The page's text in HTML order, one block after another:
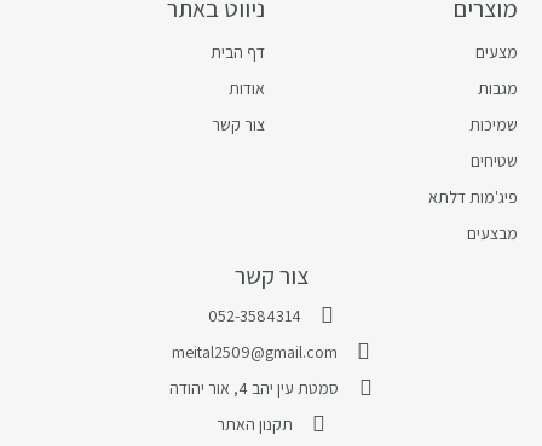
צור קשר
052-3584314
meital2509@gmail.com
סמטת עין יהב 4, אור יהודה
תקנון האתר
ניווט באתר
דף הבית
אודות
צור קשר
מוצרים
מצעים
מגבות
שמיכות
שטיחים
פיג'מות דלתא
מבצעים